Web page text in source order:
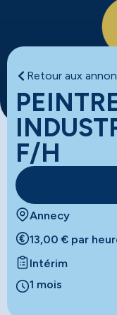
Retour aux
F/H
Annecy
13,00 € par
Intérim
1 mois